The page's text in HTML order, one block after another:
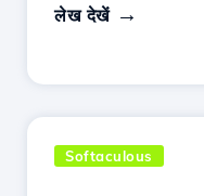
लेख देखें
Softaculous